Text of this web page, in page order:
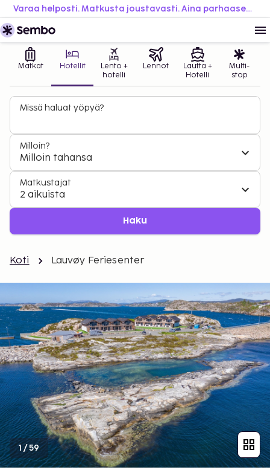
Varaa helposti. Matkusta joustavasti. Aina parhaaseen hintaan.
Matkat Hotellit
Lento +
hotelli
Lennot
Lautta +
Hotelli
Multi-
stop
Missä haluat yöpyä?
Milloin?
Milloin tahansa
Matkustajat
2 aikuista
Haku
Koti Lauvøy Feriesenter
1/59